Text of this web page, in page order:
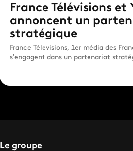
France Télévisions et
annoncent un
stratégique
France Télévisions, 1er média des
s’engagent dans un partenariat
Le groupe